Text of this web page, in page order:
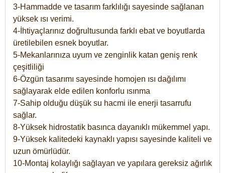
3-Hammadde ve tasarım farklılığı sayesinde sağlanan
yüksek ısı verimi.
4-İhtiyaçlarınız doğrultusunda farklı ebat ve boyutlarda
üretilebilen esnek boyutlar.
5-Mekanlarınıza uyum ve zenginlik katan geniş renk
çeşitliliği
6-Özgün tasarımı sayesinde homojen ısı dağılımı
sağlayarak elde edilen konforlu ısınma
7-Sahip olduğu düşük su hacmi ile enerji tasarrufu
sağlar.
8-Yüksek hidrostatik basınca dayanıklı mükemmel yapı.
9-Yüksek kalitedeki kaynaklı yapısı sayesinde kaliteli ve
uzun ömürlüdür.
10-Montaj kolaylığı sağlayan ve yapılara gereksiz ağırlık